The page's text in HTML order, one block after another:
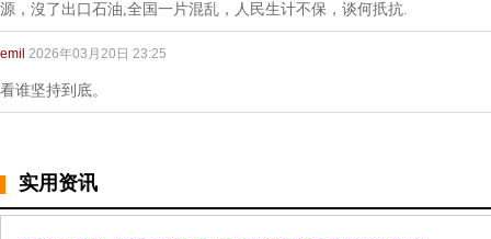
源，沒了出口石油,全国一片混乱，人民生计不保，谈何扺抗.
emil 2026年03月20日 23:25
看谁坚持到底。
实用资讯